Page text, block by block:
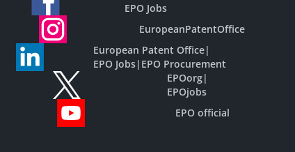
EPO Jobs
EuropeanPatentOffice
European Patent Office|
EPO Jobs| EPO Procurement
EPOorg|
EPOjobs
EPO official